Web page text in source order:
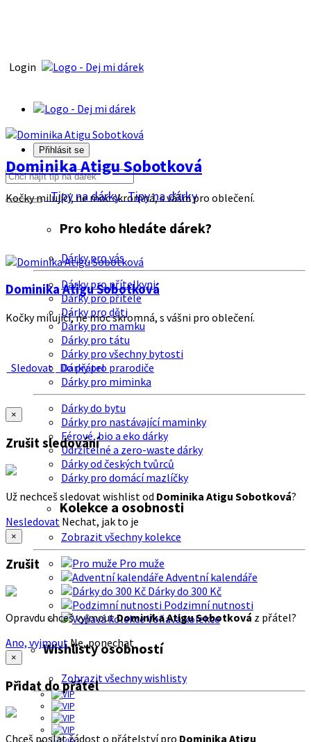
Login
Přihlásit se
Tipy na dárkyTipy na dárky
Pro koho hledáte dárek?
Dárky pro vás
Dárky pro přítelkyni
Dárky pro přítele
Dárky pro děti
Dárky pro mamku
Dárky pro tátu
Dárky pro všechny bytosti
Dárky pro prarodiče
Dárky pro miminka
Dárky do bytu
Dárky pro nastávající maminky
Férové, bio a eko dárky
Udržitelné a zero-waste dárky
Dárky od českých tvůrců
Dárky pro domácí mazlíčky
Kolekce a osobnosti
Zobrazit všechny kolekce
Pro muže
Adventní kalendáře
Dárky do 300 Kč
Podzimní nutnosti
Voňavá kolekce
Wishlisty osobností
Zobrazit všechny wishlisty
Dominika Atigu Sobotková
Kočky milující, ne moc skromná, s vášni pro oblečení.
Dominika Atigu Sobotková
Kočky milující, ne moc skromná, s vášni pro oblečení.
Sledovat Do přátel
×
Zrušit sledování
Už nechceš sledovat wishlist od Dominika Atigu Sobotková?
Nesledovat Nechat, jak to je
×
Zrušit
Opravdu chceš vyjmoutDominika Atigu Sobotková z přátel?
Ano, vyjmout Ne, ponechat
×
Přidat do přátel
Chceš poslat žádost o přátelství pro Dominika Atigu